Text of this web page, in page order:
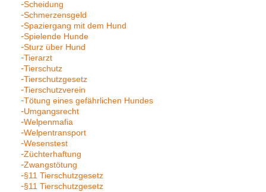
Scheidung
Schmerzensgeld
Spaziergang mit dem Hund
Spielende Hunde
Sturz über Hund
Tierarzt
Tierschutz
Tierschutzgesetz
Tierschutzverein
Tötung eines gefährlichen Hundes
Umgangsrecht
Welpenmafia
Welpentransport
Wesenstest
Züchterhaftung
Zwangstötung
§11 Tierschutzgesetz
§11 Tierschutzgesetz